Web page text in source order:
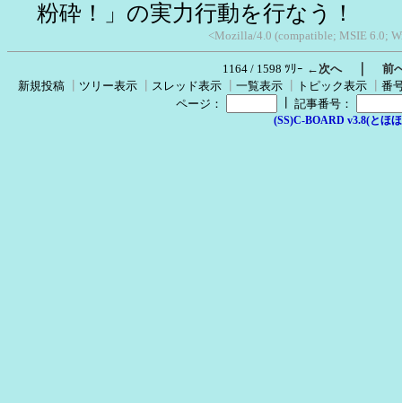
粉砕！」の実力行動を行なう！
<Mozilla/4.0 (compatible; MSIE 6.0;
1164 / 1598 ﾂﾘｰ ←次へ｜ 前
新規投稿
ツリー表示 スレッド表示 一覧表示 トピック表示
番
ページ：
記事番号：
(SS)C-BOARD v3.8(とほ